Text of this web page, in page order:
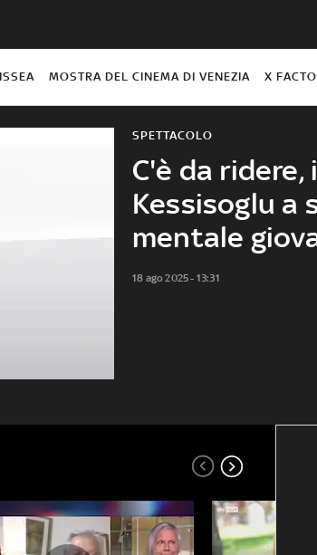
MOSTRA DEL CINEMA DI VENEZIA X
C'è da
Kessisoglu a
mentale
SPETTACOLO
18 ago 2025 - 13:31